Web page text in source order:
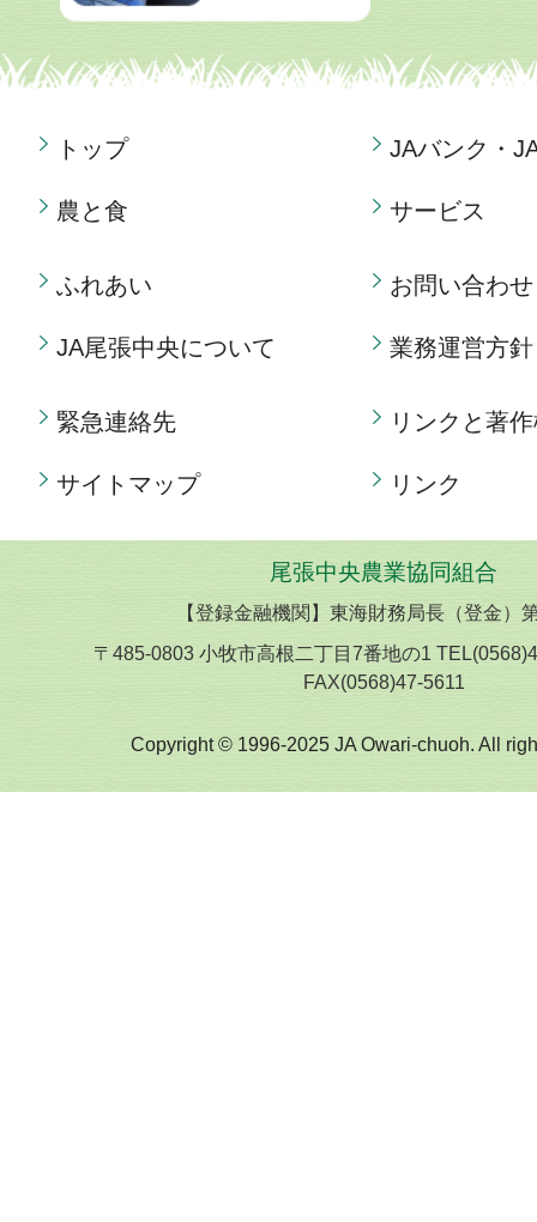
トップ
農と食
JAバンク・
サービス
ふれあい
JA尾張中央について
お問い合わせ
業務運営方針
緊急連絡先
サイトマップ
リンクと著
リンク
尾張中央農業協同組合
【登録金融機関】東海財務局長（登金）
〒485-0803 小牧市高根二丁目7番地の1
FAX(0568)47-5611
Copyright © 1996-2025 JA Owari-chuoh. All